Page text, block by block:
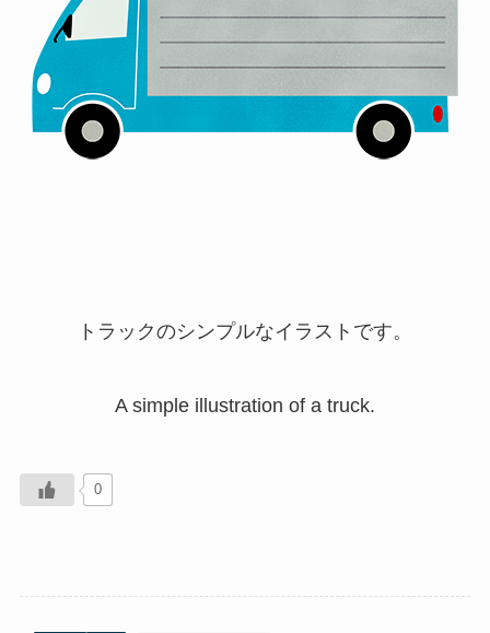
トラックのシンプルなイラストです。
A simple illustration of a truck.
0